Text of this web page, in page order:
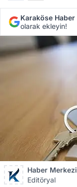
Karaköse Haber
olarak ekleyin!
Haber Merkezi
Editöryal